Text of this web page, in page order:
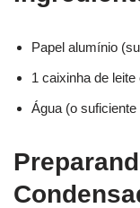
Papel alumínio
1 caixinha de
Água (o suficiente